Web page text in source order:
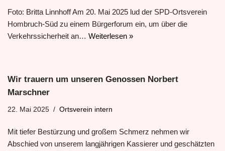
Foto: Britta Linnhoff Am 20. Mai 2025 lud der SPD-Ortsverein
Hombruch-Süd zu einem Bürgerforum ein, um über die
Verkehrssicherheit an… Weiterlesen »
Wir trauern um unseren Genossen Norbert
Marschner
22. Mai 2025 Ortsverein intern
Mit tiefer Bestürzung und großem Schmerz nehmen wir
Abschied von unserem langjährigen Kassierer und geschätzten